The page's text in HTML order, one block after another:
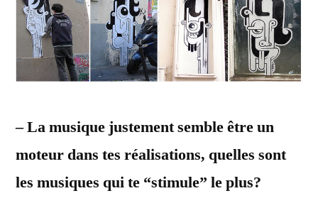
– La musique justement semble être un
moteur dans tes réalisations, quelles sont
les musiques qui te “stimule” le plus?